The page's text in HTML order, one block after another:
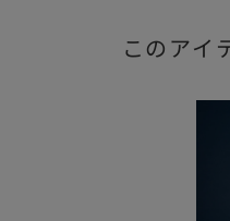
このアイ